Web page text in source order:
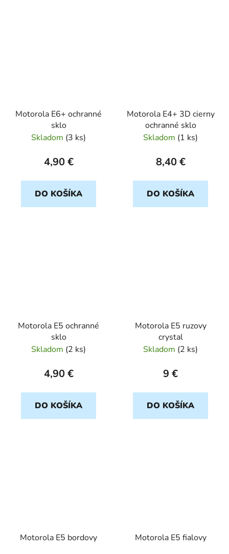
Motorola E6+ ochranné
sklo
Skladom (3 ks)
4,90 €
DO KOŠÍKA
Motorola E4+ 3D cierny
ochranné sklo
Skladom (1 ks)
8,40 €
DO KOŠÍKA
Motorola E5 ochranné
sklo
Skladom (2 ks)
4,90 €
DO KOŠÍKA
Motorola E5 ruzovy
crystal
Skladom (2 ks)
9 €
DO KOŠÍKA
Motorola E5 bordovy Motorola E5 fialovy